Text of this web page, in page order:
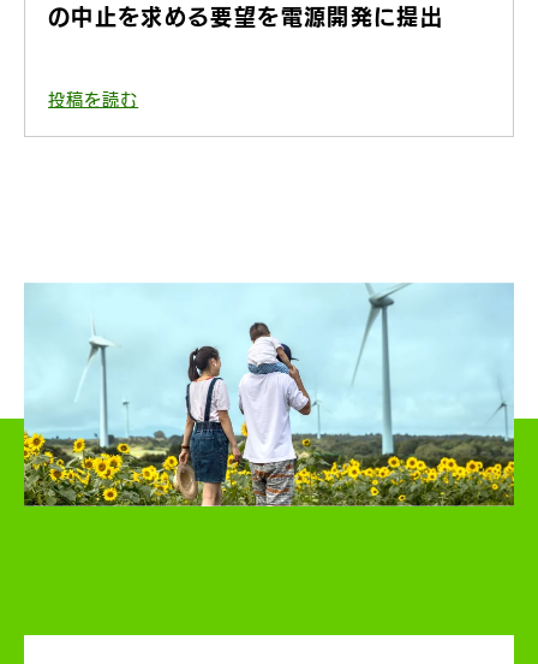
の中止を求める要望を電源開発に提出
投稿を読む